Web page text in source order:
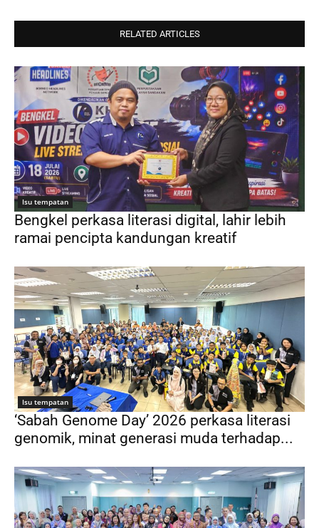
RELATED ARTICLES
Isu tempatan
Bengkel perkasa literasi digital, lahir lebih
ramai pencipta kandungan kreatif
Isu tempatan
‘Sabah Genome Day’ 2026 perkasa literasi
genomik, minat generasi muda terhadap...